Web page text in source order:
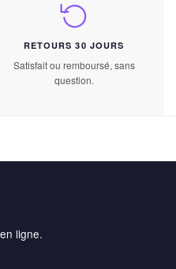
RETOURS 30 JOURS
Satisfait ou remboursé, sans
question.
ligne.